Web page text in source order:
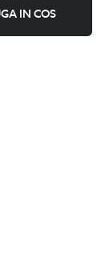
IN COS